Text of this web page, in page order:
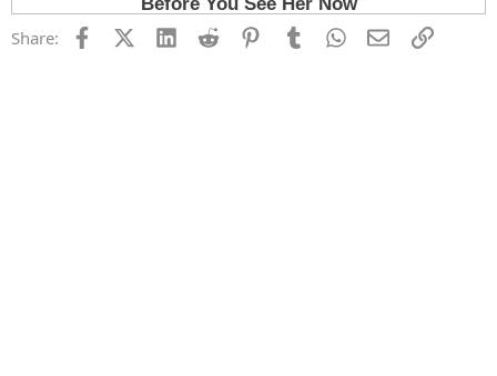
Share: FacebookX (Twitter)
LinkedInReddit PinterestTumblrWhatsApp
EmailLink